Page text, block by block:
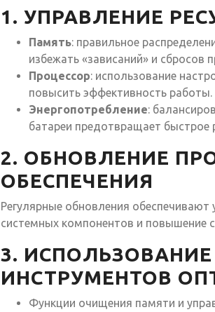
1. УПРАВЛЕНИЕ
Память: правильное
избежать «зависаний» и сбросов
Процессор: использование
повысить эффективность работы.
Энергопотребление:
батареи предотвращает быстрое
2. ОБНОВЛЕНИЕ
ОБЕСПЕЧЕНИЯ
Регулярные обновления
системных компонентов и повышение
3.
ИНСТРУМЕНТОВ
Функции очищения памяти и